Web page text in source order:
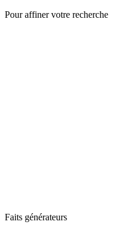
Pour affiner votre recherche
Faits générateurs